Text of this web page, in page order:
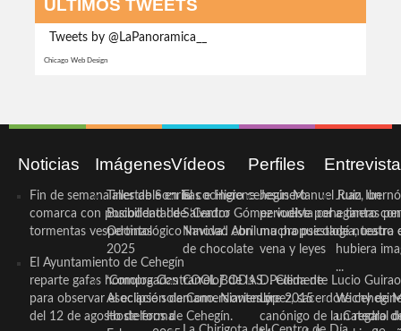
ÚLTIMOS TWEETS
Tweets by @LaPanoramica__
Chicago Web Design
Noticias
Fin de semana inestable en la
comarca con posibilidad de
tormentas vespertinas
El Ayuntamiento de Cehegín
reparte gafas homologadas
para observar el eclipse solar
del 12 de agosto de forma
Imágenes
Taller de Sonrisas e Higiene
Bucodental de ‘Centro
Odontológico Innova’. Abril
2025
‘Compra Contrarreloj’ de la
Asociación de Comerciantes y
Hosteleros de Cehegín.
Vídeos
El cocinero ceheginero
Salvador Gómez vuelve por
Navidad con una propuesta
de chocolate
COOL BODAS. Pedida de
mano. Noviembre 2015
Perfiles
Jesús Manuel Ruiz, un
periodista ceheginero con
mucha psicología, teatro
vena y leyes
D. Clemente Lucio Guirao
López, sacerdote
canónigo de la Catedral
Juan
a tantas
de nuestra
hubiera
...
Wichy de
un regalo